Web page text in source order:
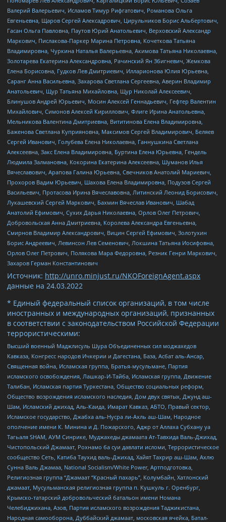
Валерий Валерьевич, Исламов Тимур Рифгатович, Романова Ольга
Евгеньевна, Щаров Сергей Алексадрович, Цирульников Борис Альбертович,
Гасан Ольга Павловна, Паутов Юрий Анатольевич, Верховский Александр
Маркович, Пислакова-Паркер Марина Петровна, Кочеткова Татьяна
Владимировна, Чуркина Наталья Валерьевна, Акимова Татьяна Николаевна,
Золотарева Екатерина Александровна, Рачинский Ян Збигневич, Жемкова
Елена Борисовна, Гудков Лев Дмитриевич, Илларионова Юлия Юрьевна,
Саранг Анна Васильевна, Захарова Светлана Сергеевна, Аверин Владимир
Анатольевич, Щур Татьяна Михайловна, Щур Николай Алексеевич,
Блинушов Андрей Юрьевич, Мосин Алексей Геннадьевич, Гефтер Валентин
Михайлович, Симонов Алексей Кириллович, Флиге Ирина Анатольевна,
Мельникова Валентина Дмитриевна, Вититинова Елена Владимировна,
Баженова Светлана Куприяновна, Максимов Сергей Владимирович, Беляев
Сергей Иванович, Голубева Елена Николаевна, Ганнушкина Светлана
Алексеевна, Закс Елена Владимировна, Буртина Елена Юрьевна, Гендель
Людмила Залмановна, Кокорина Екатерина Алексеевна, Шуманов Илья
Вячеславович, Арапова Галина Юрьевна, Свечников Анатолий Мариевич,
Прохоров Вадим Юрьевич, Шахова Елена Владимировна, Подузов Сергей
Васильевич, Протасова Ирина Вячеславовна, Литинский Леонид Борисович,
Лукашевский Сергей Маркович, Бахмин Вячеслав Иванович, Шабад
Анатолий Ефимович, Сухих Дарья Николаевна, Орлов Олег Петрович,
Добровольская Анна Дмитриевна, Королева Александра Евгеньевна,
Смирнов Владимир Александрович, Вицин Сергей Ефимович, Золотухин
Борис Андреевич, Левинсон Лев Семенович, Локшина Татьяна Иосифовна,
Орлов Олег Петрович, Полякова Мара Федоровна, Резник Генри Маркович,
Захаров Герман Константинович
Источник: http://unro.minjust.ru/NKOForeignAgent.aspx
данные на 24.03.2022
* Единый федеральный список организаций, в том числе
иностранных и международных организаций, признанных
в соответствии с законодательством Российской Федерации
террористическими:
Высший военный Маджлисуль Шура Объединенных сил моджахедов
Кавказа, Конгресс народов Ичкерии и Дагестана, База, Асбат аль-Ансар,
Священная война, Исламская группа, Братья-мусульмане, Партия
исламского освобождения, Лашкар-И-Тайба, Исламская группа, Движение
Талибан, Исламская партия Туркестана, Общество социальных реформ,
Общество возрождения исламского наследия, Дом двух святых, Джунд аш-
Шам, Исламский джихад, Аль-Каида, Имарат Кавказ, АБТО, Правый сектор,
Исламское государство, Джабха аль-Нусра ли-Ахль аш-Шам, Народное
ополчение имени К. Минина и Д. Пожарского, Аджр от Аллаха Субхану уа
Тагьаля SHAM, АУМ Синрике, Муджахеды джамаата Ат-Тавхида Валь-Джихад,
Чистопольский Джамаат, Рохнамо ба суи давлати исломи, Террористическое
сообщество Сеть, Катиба Таухид валь-Джихад, Хайят Тахрир аш-Шам, Ахлю
Сунна Валь Джамаа, National Socialism/White Power, Артподготовка,
Религиозная группа “Джамаат “Красный пахарь”, Колумбайн, Хатлонский
джамаат, Мусульманская религиозная группа п. Кушкуль г. Оренбург,
Крымско-татарский добровольческий батальон имени Номана
Челебиджихана, Азов, Партия исламского возрождения Таджикистана,
Народная самооборона, Дуббайский джамаат, московская ячейка, Батал-